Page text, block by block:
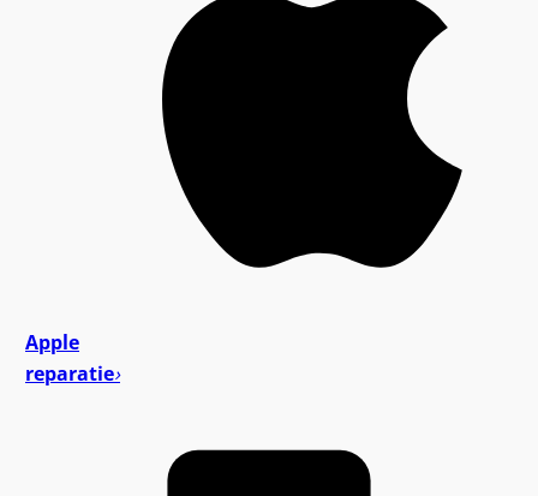
Apple
reparatie›